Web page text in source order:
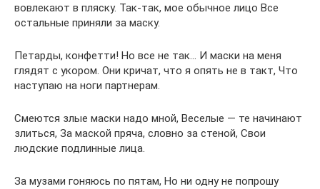
вовлекают в пляску. Так-так, мое обычное лицо Все
остальные приняли за маску.
Петарды, конфетти! Но все не так… И маски на меня
глядят с укором. Они кричат, что я опять не в такт, Что
наступаю на ноги партнерам.
Смеются злые маски надо мной, Веселые — те начинают
злиться, За маской пряча, словно за стеной, Свои
людские подлинные лица.
За музами гоняюсь по пятам, Но ни одну не попрошу